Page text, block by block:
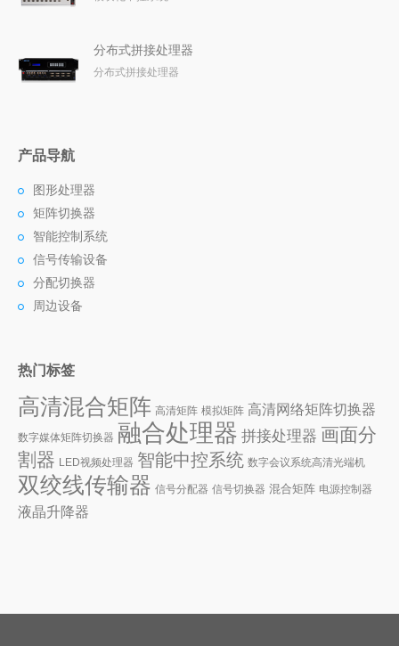
分布式拼接处理器
分布式拼接处理器
产品导航
图形处理器
矩阵切换器
智能控制系统
信号传输设备
分配切换器
周边设备
热门标签
高清混合矩阵 高清矩阵 模拟矩阵 高清网络矩阵切换器
数字媒体矩阵切换器 融合处理器 拼接处理器 画面分
割器 LED视频处理器 智能中控系统 数字会议系统高清光端机
双绞线传输器 信号分配器 信号切换器 混合矩阵 电源控制器
液晶升降器